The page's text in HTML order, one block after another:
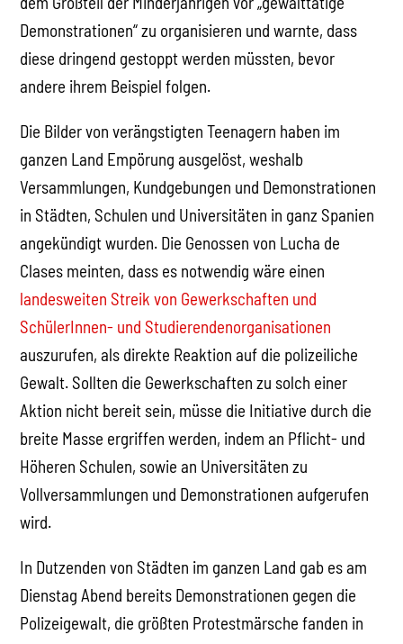
Demonstrationen“ zu organisieren und warnte, dass
diese dringend gestoppt werden müssten, bevor
andere ihrem Beispiel folgen.
Die Bilder von verängstigten Teenagern haben im
ganzen Land Empörung ausgelöst, weshalb
Versammlungen, Kundgebungen und Demonstrationen
in Städten, Schulen und Universitäten in ganz Spanien
angekündigt wurden. Die Genossen von Lucha de
Clases meinten, dass es notwendig wäre einen
landesweiten Streik von Gewerkschaften und
SchülerInnen- und Studierendenorganisationen
auszurufen, als direkte Reaktion auf die polizeiliche
Gewalt. Sollten die Gewerkschaften zu solch einer
Aktion nicht bereit sein, müsse die Initiative durch die
breite Masse ergriffen werden, indem an Pflicht- und
Höheren Schulen, sowie an Universitäten zu
Vollversammlungen und Demonstrationen aufgerufen
wird.
In Dutzenden von Städten im ganzen Land gab es am
Dienstag Abend bereits Demonstrationen gegen die
Polizeigewalt, die größten Protestmärsche fanden in